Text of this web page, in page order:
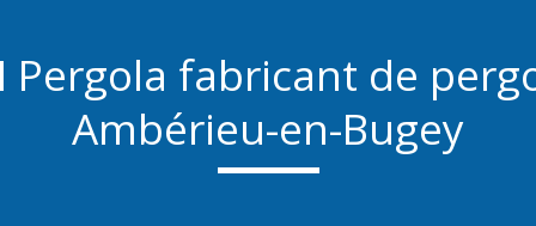
Pergola fabricant de
Ambérieu-en-Bugey